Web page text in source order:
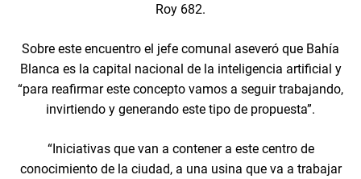
Roy 682.
Sobre este encuentro el jefe comunal aseveró que Bahía
Blanca es la capital nacional de la inteligencia artificial y
“para reafirmar este concepto vamos a seguir trabajando,
invirtiendo y generando este tipo de propuesta”.
“Iniciativas que van a contener a este centro de
conocimiento de la ciudad, a una usina que va a trabajar